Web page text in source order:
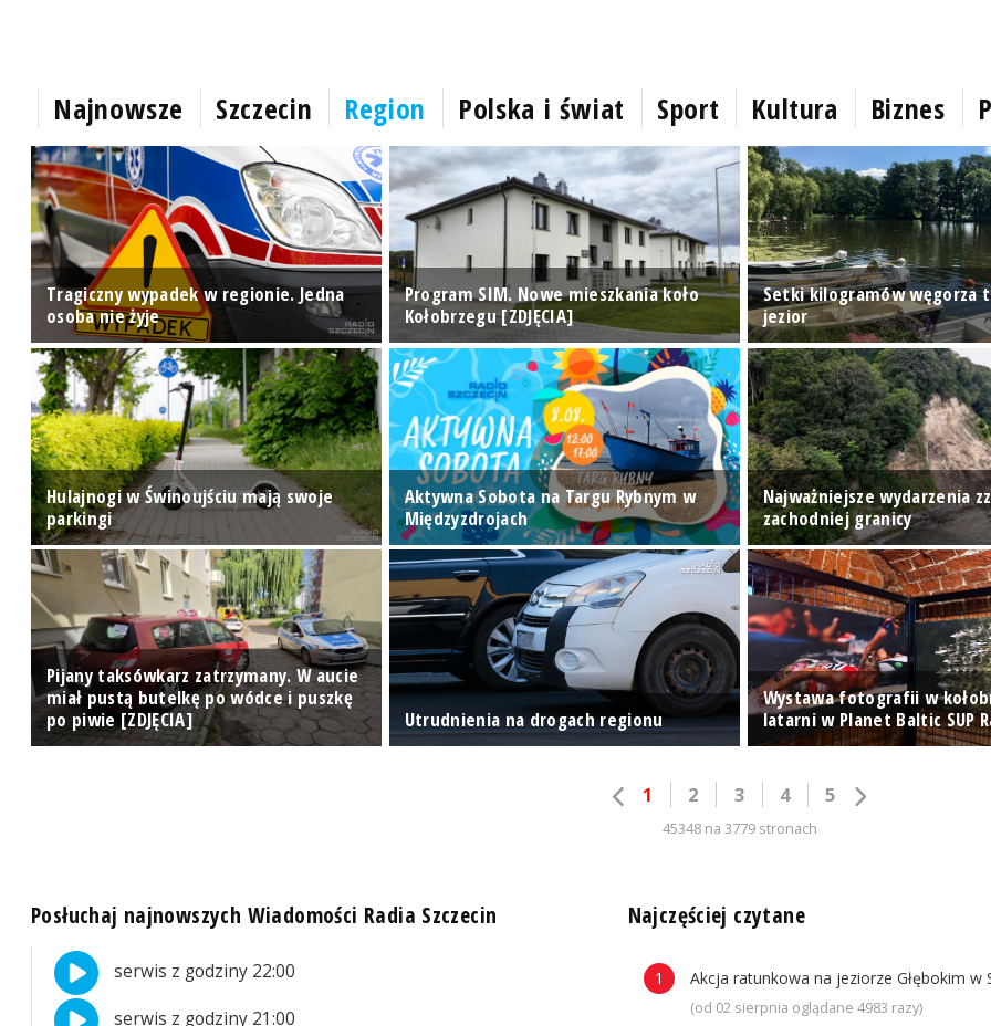
Najnowsze Szczecin Region Polska i świat Sport Kultura Biznes
Tragiczny wypadek w regionie. Jedna
osoba nie żyje
Program SIM. Nowe mieszkania koło
Kołobrzegu [ZDJĘCIA]
Setki kilogramów węgorza
jezior
Hulajnogi w Świnoujściu mają swoje
parkingi
Aktywna Sobota na Targu Rybnym w
Międzyzdrojach
Najważniejsze wydarzenia
zachodniej granicy
Pijany taksówkarz zatrzymany. W aucie
miał pustą butelkę po wódce i puszkę
po piwie [ZDJĘCIA]
Utrudnienia na drogach regionu
Wystawa fotografii w
latarni w Planet Baltic SUP
1 2 3 4 5
45348 na 3779 stronach
Posłuchaj najnowszych Wiadomości Radia Szczecin
serwis z godziny 22:00
serwis z godziny 21:00
Najczęściej czytane
Akcja ratunkowa na jeziorze Głębokim w
(od 02 sierpnia oglądane 4983 razy)